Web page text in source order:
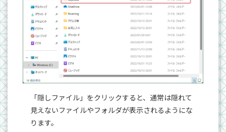
「隠しファイル」をクリックすると、通常は隠れて
見えないファイルやフォルダが表示されるようにな
ります。